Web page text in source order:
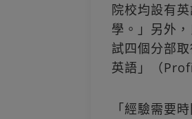
院校均設有
學。」另外
試四個分部
英語」（
「經驗需要